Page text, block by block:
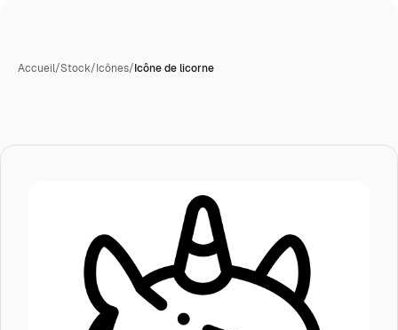
Accueil/Stock/Icônes/Icône de licorne